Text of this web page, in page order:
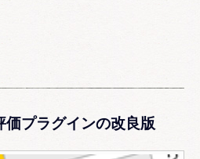
価プラグインの改良版